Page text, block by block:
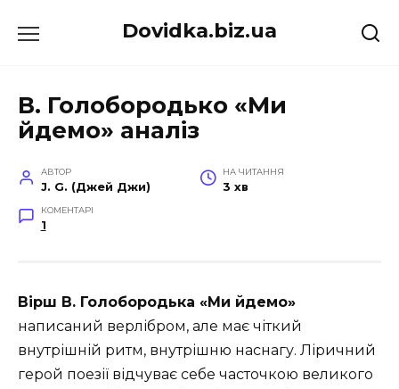
до
Dovidka.biz.ua
В. Голобородько «Ми
йдемо» аналіз
АВТОР
J. G. (Джей Джи)
НА ЧИТАННЯ
3 хв
КОМЕНТАРІ
1
Вірш В. Голобородька «Ми йдемо»
написаний верлібром, але має чіткий
внутрішній ритм, внутрішню наснагу. Ліричний
герой поезії відчуває себе часточкою великого